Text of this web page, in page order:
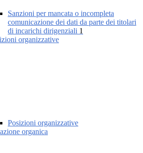
Sanzioni per mancata o incompleta
comunicazione dei dati da parte dei titolari
di incarichi dirigenziali 1
organizzative
Posizioni organizzative
organica